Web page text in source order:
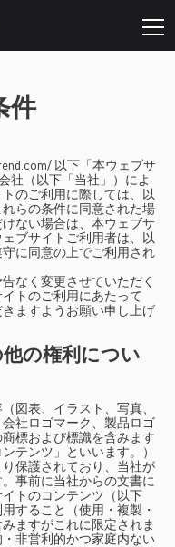
件
以下「本ウェブサ
社（以下「当社」）によ
のご利用に際しては、以
らの条件に同意された場
ない場合は、本ウェブサ
ブサイトご利用者は、以
に同意の上でご利用され
なく変更させていただく
トのご利用にあたって
ますようお願い申し上げ
の権利につい
図表、イラスト、写真、
社ロゴマーク、製品ロゴ
標および標識を含みます
テンツ」といいます。）
保護されており、当社が
事前に当社からの文書に
トのコンテンツ（以下
すること（使用・複製・
ますがこれに限定されま
非営利的かつ家庭内ない